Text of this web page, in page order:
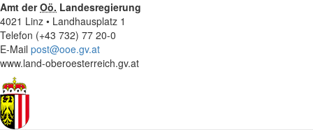
Amt derOö. Landesregierung
4021 Linz • Landhausplatz 1
Telefon (+43 732) 77 20-0
E-Mail post@ooe.gv.at
www.land-oberoesterreich.gv.at